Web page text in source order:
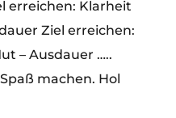
erreichen: Klarheit
Ziel erreichen:
– Ausdauer …..
machen. Hol